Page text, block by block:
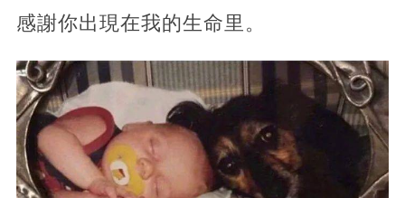
感謝你出現在我的生命里。